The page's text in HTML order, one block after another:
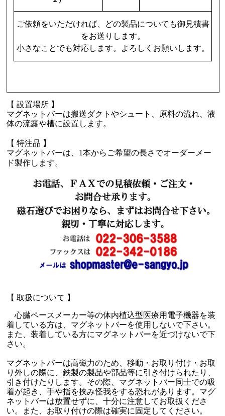
ご依頼をいただければ、どの製品についても御見積書
をお送りします。
小さなことでも対応します。よろしくお願いします。
【 設置場所 】
マグネットバーは搬送ダクトやシュート、原料の流れ、液
体の流露や槽に設置します。
【 特注品 】
マグネットバーは、1本からご希望の長さでオーダーメー
ド製作します。
【 取扱について 】
心臓ペースメーカー等の体内植込型医療用電子機器を装
着している方は、マグネットバーを使用しないで下さい。
また、装着している方にマグネットバーを近づけないで下
さい。
マグネットバーは高磁力のため、移動・お取り付け・お取
り外しの際に、鉄製の製品や部品等に引き付けられたり、
引き付けたりします。その際、マグネットバー同士での吸
着が起き、手や指を挟み怪我をする恐れがあります。マグ
ネットバーは放置せずに、十分に注意してお取扱くださ
い。また、お取り付けの際は確実に固定してください。